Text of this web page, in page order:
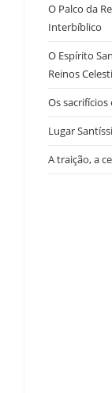
O Palco da
Interbíblico
O Espírito
Reinos
Os sacrifícios
Lugar
A traição, a